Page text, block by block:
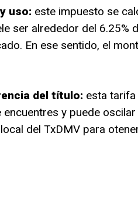
uso: este impuesto se
ser alrededor del 6.25%
En ese sentido, el
del título: esta
y puede
del TxDMV para